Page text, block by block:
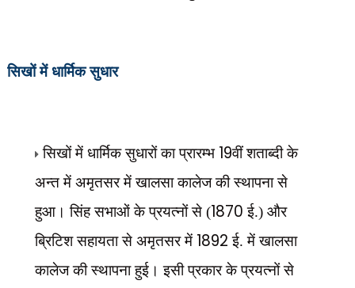
सिखों में धार्मिक सुधार
सिखों में धार्मिक सुधारों का प्रारम्भ 19वीं शताब्दी के
अन्त में अमृतसर में खालसा कालेज की स्थापना से
हुआ। सिंह सभाओं के प्रयत्नों से (1870 ई.) और
ब्रिटिश सहायता से अमृतसर में 1892 ई. में खालसा
कालेज की स्थापना हुई। इसी प्रकार के प्रयत्नों से